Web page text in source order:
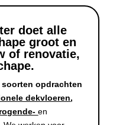
doet alle
groot en
of renovatie,
soorten opdrachten
dekvloeren,
en